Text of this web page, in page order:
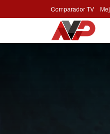
Comparador TV